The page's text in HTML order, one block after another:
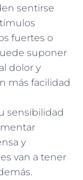
sentirse
fuertes o
suponer
dolor y
más facilidad
sensibilidad
y
van a tener